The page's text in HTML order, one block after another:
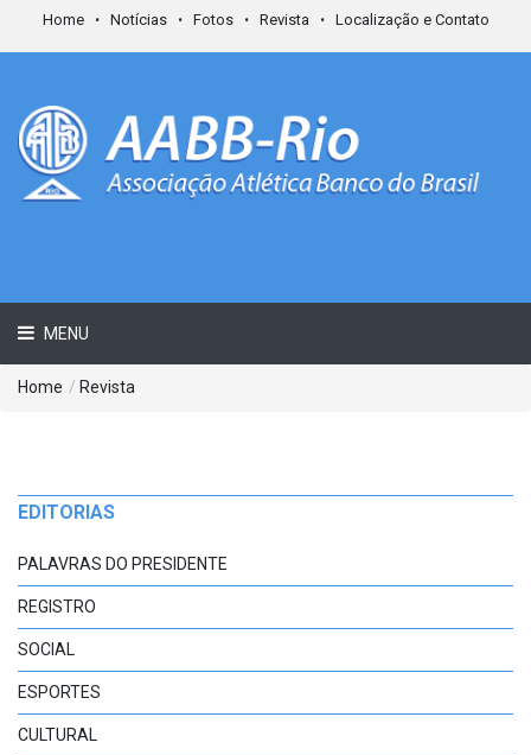
Home Notícias Fotos Revista Localização e Contato
MENU
Home / Revista
EDITORIAS
PALAVRAS DO PRESIDENTE
REGISTRO
SOCIAL
ESPORTES
CULTURAL